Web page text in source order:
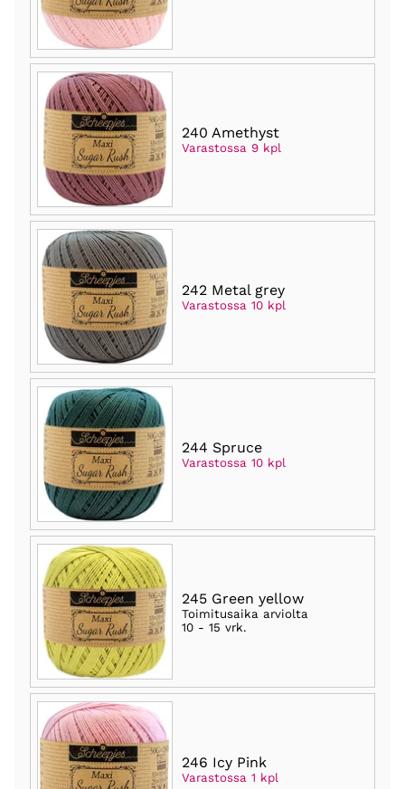
240 Amethyst
Varastossa 9 kpl
242 Metal grey
Varastossa 10 kpl
244 Spruce
Varastossa 10 kpl
245 Green yellow
Toimitusaika arviolta
10 - 15 vrk.
246 Icy Pink
Varastossa 1 kpl